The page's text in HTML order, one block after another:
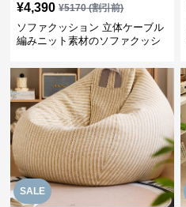
¥4,390 ¥5170(割引前)
ソファクッション 立体ケーブル
編みニット素材のソファクッシ
SALE